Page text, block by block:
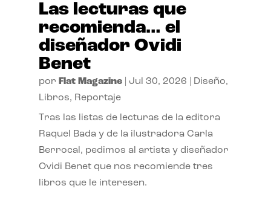
Las lecturas que
recomienda… el
diseñador Ovidi
Benet
por Flat Magazine| Jul 30, 2026 Diseño,
Libros, Reportaje
Tras las listas de lecturas de la editora
Raquel Bada y de la ilustradora Carla
Berrocal, pedimos al artista y diseñador
Ovidi Benet que nos recomiende tres
libros que le interesen.